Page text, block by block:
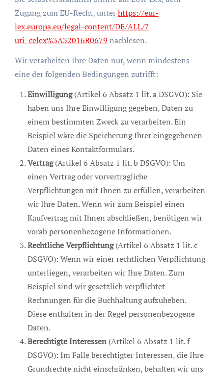
Zugang zum EU-Recht, unterhttps://eur-
lex.europa.eu/legal-content/DE/ALL/?
uri=celex%3A32016R0679 nachlesen.
Wir verarbeiten Ihre Daten nur, wenn mindestens
eine der folgenden Bedingungen zutrifft:
Einwilligung(Artikel 6 Absatz 1 lit. a DSGVO): Sie
haben uns Ihre Einwilligung gegeben, Daten zu
einem bestimmten Zweck zu verarbeiten. Ein
Beispiel wäre die Speicherung Ihrer eingegebenen
Daten eines Kontaktformulars.
Vertrag(Artikel 6 Absatz 1 lit. b DSGVO): Um
einen Vertrag oder vorvertragliche
Verpflichtungen mit Ihnen zu erfüllen, verarbeiten
wir Ihre Daten. Wenn wir zum Beispiel einen
Kaufvertrag mit Ihnen abschließen, benötigen wir
vorab personenbezogene Informationen.
Rechtliche Verpflichtung(Artikel 6 Absatz 1 lit. c
DSGVO): Wenn wir einer rechtlichen Verpflichtung
unterliegen, verarbeiten wir Ihre Daten. Zum
Beispiel sind wir gesetzlich verpflichtet
Rechnungen für die Buchhaltung aufzuheben.
Diese enthalten in der Regel personenbezogene
Daten.
Berechtigte Interessen(Artikel 6 Absatz 1 lit. f
DSGVO): Im Falle berechtigter Interessen, die Ihre
Grundrechte nicht einschränken, behalten wir uns